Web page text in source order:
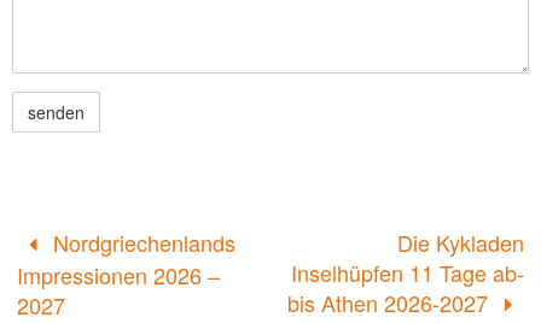
Nordgriechenlands
Impressionen 2026 –
2027
Die Kykladen
Inselhüpfen 11 Tage ab-
bis Athen 2026-2027